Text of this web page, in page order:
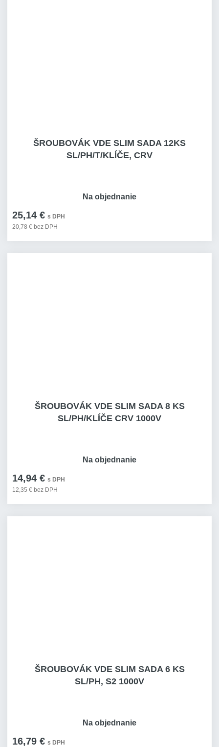
ŠROUBOVÁK VDE SLIM SADA 12KS
SL/PH/T/KLÍČE, CRV
25,14 € s DPH
20,78 € bez DPH
Na objednanie
ŠROUBOVÁK VDE SLIM SADA 8 KS
SL/PH/KLÍČE CRV 1000V
14,94 € s DPH
12,35 € bez DPH
Na objednanie
ŠROUBOVÁK VDE SLIM SADA 6 KS
SL/PH, S2 1000V
16,79 € s DPH
Na objednanie